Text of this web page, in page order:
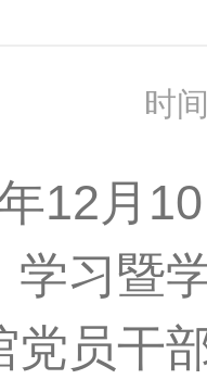
时
月10
学习暨
党员干